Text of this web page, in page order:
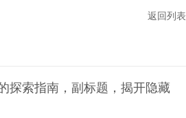
返回列表
探索指南，副标题，揭开隐藏